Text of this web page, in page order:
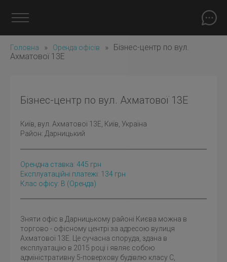
Головна » Оренда офісів »
Бізнес-центр по вул.
Ахматової 13Е
Бізнес-центр по вул. Ахматової 13Е
Київ , вул. Ахматової 13Е, Київ, Україна
Район: Дарницький
Орендна ставка: 445 грн
Експлуатаційні платежі: 134 грн
Клас офісу: B (оренда)
Зняти офіс в Дарницькому районі Києва можна в
торгово - офісному центрі за адресою вулиця
Ахматової 13Е. Це сучасна споруда, здана в
експлуатацію в 2015 році і являє собою
адміністративну 5-поверхову будівлю класу С,